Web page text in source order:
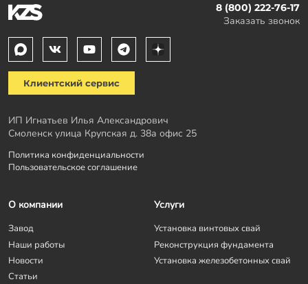
8 (800) 222-76-17
Заказать звонок
Клиентский сервис
ИП Игнатьев Илья Александрович
Смоленск улица Крупская д. 38а офис 25
Политика конфиденциальности
Пользовательское соглашение
О компании
Завод
Наши работы
Новости
Статьи
Услуги
Установка винтовых свай
Реконструкция фундамента
Установка железобетонных свай